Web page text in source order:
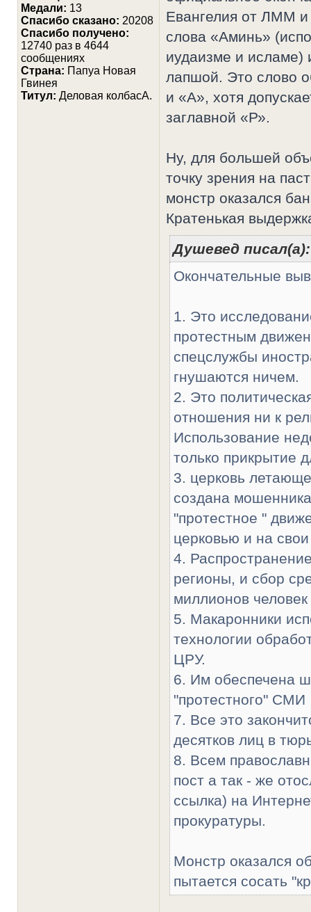
Медали: 13
Cпасибо сказано: 20208
Спасибо получено:
12740 раз в 4644
сообщениях
Страна: Папуа Новая
Гвинея
Титул: Деловая колбасА.
Евангелия от ЛММ и
слова «Аминь»
иудаизме и исламе)
лапшой. Это слово
и «А», хотя
заглавной «Р».
Ну, для большей
точку зрения на
монстр оказался
Кратенькая
Душевед писал(а):
Окончательные
1. Это
протестным
спецслужбы
гнушаются ничем.
2. Это
отношения ни к
Использование
только прикрытие
3. церковь
создана
"протестное "
церковью и на
4.
регионы, и сбор
миллионов человек
5. Макаронники
технологии
ЦРУ.
6. Им обеспечена
"протестного" СМИ
7. Все это
десятков лиц в
8. Всем
пост а так - же
ссылка) на
прокуратуры.
Монстр оказался
пытается сосать